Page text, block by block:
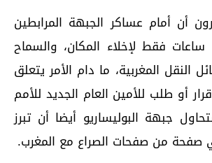
أن أمام عساكر الجبهة المرابطين
ساعات فقط لإخلاء المكان، والسماح
النقل المغربية، ما دام الأمر يتعلق
أو طلب للأمين العام الجديد للأمم
جبهة البوليساريو أيضا أن تبرز
صفحة من صفحات الصراع مع المغرب.